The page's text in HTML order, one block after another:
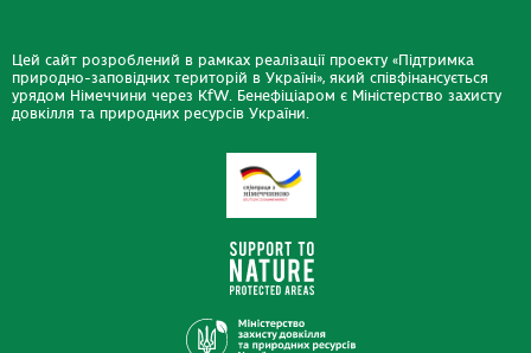
Цей сайт розроблений в рамках реалізації проекту «Підтримка
природно-заповідних територій в Україні», який співфінансується
урядом Німеччини через KfW. Бенефіціаром є Міністерство захисту
довкілля та природних ресурсів України.